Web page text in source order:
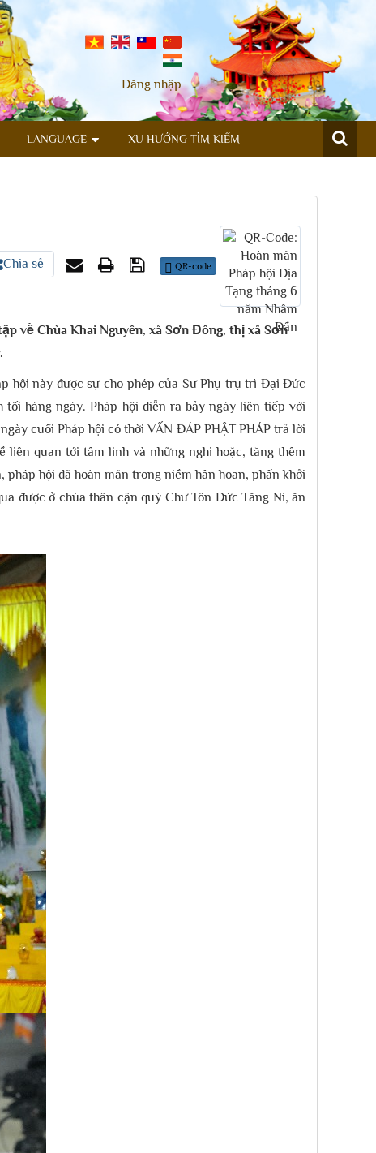
Đăng nhập
LANGUAGE XU HƯỚNG TÌM KIẾM
Chia sẻ QR-code
về Chùa Khai Nguyên, xã Sơn Đông, thị xã Sơn
hội này được sự cho phép của Sư Phụ trụ trì Đại Đức
hàng ngày. Pháp hội diễn ra bảy ngày liên tiếp với
cuối Pháp hội có thời VẤN ĐÁP PHẬT PHÁP trả lời
quan tới tâm linh và những nghi hoặc, tăng thêm
hội đã hoàn mãn trong niềm hân hoan, phấn khởi
được ở chùa thân cận quý Chư Tôn Đức Tăng Ni, ăn